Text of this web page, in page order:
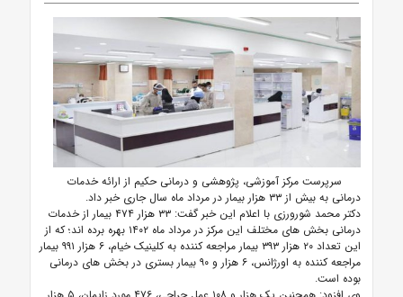
سرپرست مرکز آموزشی، پژوهشی و درمانی حکیم از ارائه خدمات
درمانی به بیش از ۳۳ هزار بیمار در مرداد ماه سال جاری خبر داد.
دکتر محمد شورورزی با اعلام این خبر گفت: ۳۳ هزار ۴۷۴ بیمار از خدمات
درمانی بخش های مختلف این مرکز در مرداد ماه ۱۴۰۲ بهره برده اند؛ که از
این تعداد ۲۰ هزار ۳۹۳ بیمار مراجعه کننده به کلینیک خیام، ۶ هزار ۹۹۱ بیمار
مراجعه کننده به اورژانس، ۶ هزار و ۹۰ بیمار بستری در بخش های درمانی
بوده است.